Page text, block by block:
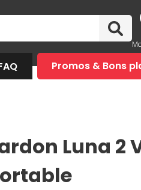
Promos & Bons
Luna 2